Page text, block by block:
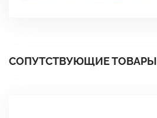
СОПУТСТВУЮЩИЕ ТОВАРЫ